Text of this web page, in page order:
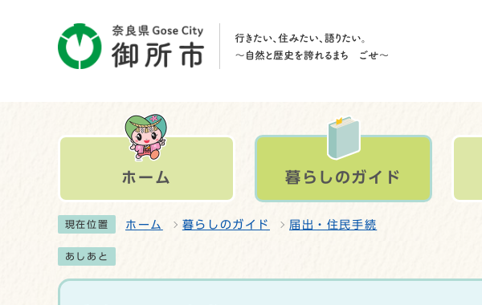
ホーム 暮らしのガイド
現在位置 ホーム 暮らしのガイド 届出・住民手続
あしあと